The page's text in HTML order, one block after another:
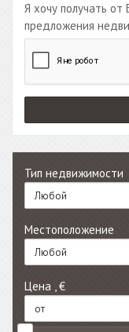
Я хочу получать от
предложения
Тип недвижимости
Любой
Местоположение
Любой
Цена , €